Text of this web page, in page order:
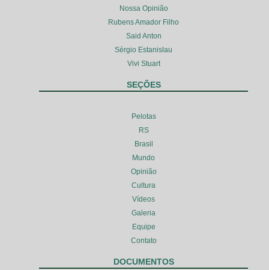
Nossa Opinião
Rubens Amador Filho
Said Anton
Sérgio Estanislau
Vivi Stuart
SEÇÕES
Pelotas
RS
Brasil
Mundo
Opinião
Cultura
Vídeos
Galeria
Equipe
Contato
DOCUMENTOS